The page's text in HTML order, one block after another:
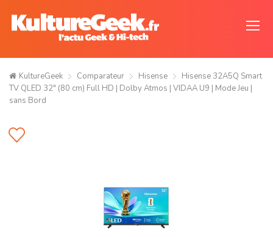
KultureGeek Comparateur Hisense
Hisense 32A5Q Smart
TV QLED 32" (80 cm) Full HD | Dolby Atmos | VIDAA U9 | Mode Jeu |
sans Bord